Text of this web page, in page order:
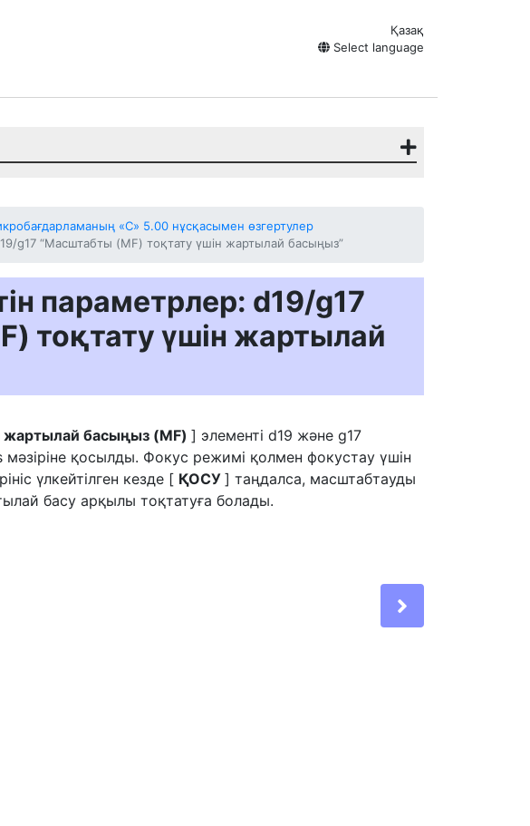
Қазақ
Select language
«C» 5.00 нұсқасымен өзгертулер
g17 “Масштабты (MF) тоқтату үшін жартылай басыңыз”
параметрлер: d19/g17
тоқтату үшін жартылай
жартылай басыңыз (MF) ] элементі d19 және g17
қосылды. Фокус режимі қолмен фокустау үшін
үлкейтілген кезде [ ҚОСУ ] таңдалса, масштабтауды
басу арқылы тоқтатуға болады.